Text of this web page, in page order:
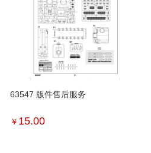
63547 版件售后服务
￥ 15.00